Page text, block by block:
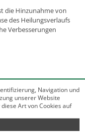
die Hinzunahme von
des Heilungsverlaufs
Verbesserungen
Navigation und
unserer Website
Art von Cookies auf